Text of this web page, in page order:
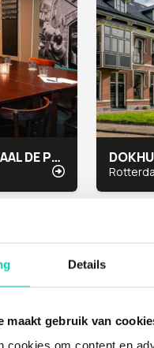
Details
maakt gebruik van
cookies om content en
PROEFLOKAAL DE PRAEL